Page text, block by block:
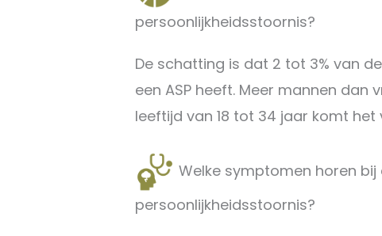
persoonlijkheidsstoornis?
De schatting is dat 2 tot 3% van
een ASP heeft. Meer mannen dan
leeftijd van 18 tot 34 jaar komt het
Welke symptomen horen
persoonlijkheidsstoornis?